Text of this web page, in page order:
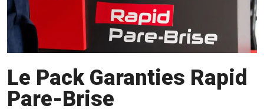
Le Pack Garanties Rapid
Pare-Brise